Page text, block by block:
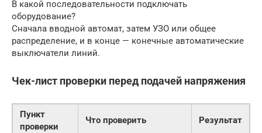
В какой последовательности подключать
оборудование?
Сначала вводной автомат, затем УЗО или общее
распределение, и в конце — конечные автоматические
выключатели линий.
Чек-лист проверки перед подачей напряжения
Пункт
проверки
Что проверить Результат